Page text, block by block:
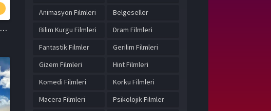
Kasa da Parti 2024 – Yerli Film 1080p Turkce Dublaj izle
Animasyon Filmleri
Belgeseller
Bilim Kurgu Filmleri
Dram Filmleri
Fantastik Filmler
Gerilim Filmleri
Gizem Filmleri
Hint Filmleri
Komedi Filmleri
Korku Filmleri
Macera Filmleri
Psikolojik Filmler